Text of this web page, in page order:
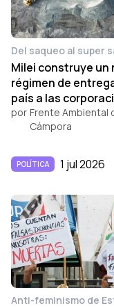
Del saqueo al super
Milei construye un
régimen de
país a las
por Frente Ambiental
Cámpora
POLÍTICA 1 jul 2026
Anti-feminismo de